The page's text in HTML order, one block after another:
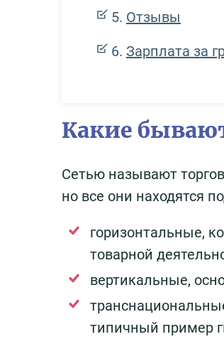
Отзывы
Зарплата за
Какие
Сетью называют
но все они находятся
горизонтальные,
товарной
вертикальные,
типичный пример